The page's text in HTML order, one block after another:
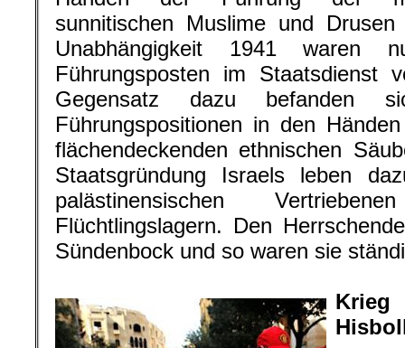
sunnitischen Muslime und
Unabhängigkeit 1941 waren
Führungsposten im Staatsdienst
Gegensatz dazu befanden
Führungspositionen in den
flächendeckenden ethnischen
Staatsgründung Israels leben
palästinensischen
Flüchtlingslagern. Den
Sündenbock und so waren sie